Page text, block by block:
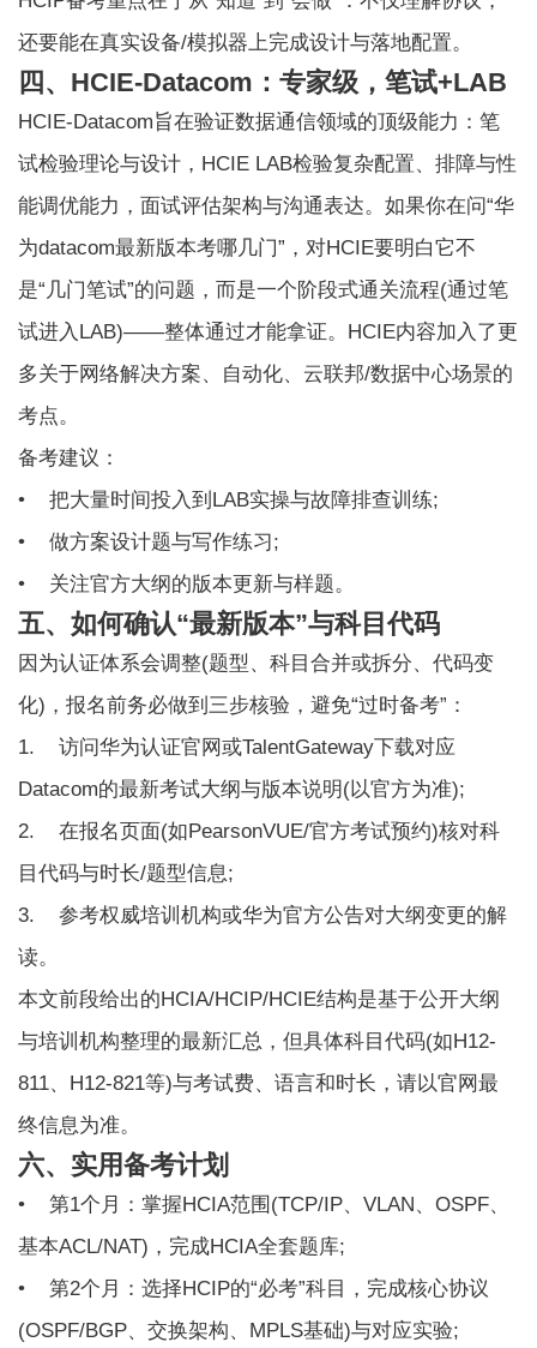
还要能在真实设备/模拟器上完成设计与落地配置。
四、HCIE-Datacom：专家级，笔试+LAB
HCIE-Datacom旨在验证数据通信领域的顶级能力：笔
试检验理论与设计， HCIE LAB检验复杂配置、排障与性
能调优能力，面试评估架构与沟通表达。如果你在问“华
为datacom最新版本考哪几门”，对HCIE要明白它不
是“几门笔试”的问题，而是一个阶段式通关流程(通过笔
试进入LAB)——整体通过才能拿证。HCIE内容加入了更
多关于网络解决方案、自动化、云联邦/数据中心场景的
考点。
备考建议：
• 把大量时间投入到LAB实操与故障排查训练;
• 做方案设计题与写作练习;
• 关注官方大纲的版本更新与样题。
五、如何确认“最新版本”与科目代码
因为认证体系会调整(题型、科目合并或拆分、代码变
化)，报名前务必做到三步核验，避免“过时备考”：
1. 访问华为认证官网或TalentGateway下载对应
Datacom的最新考试大纲与版本说明(以官方为准);
2. 在报名页面(如PearsonVUE/官方考试预约)核对科
目代码与时长/题型信息;
3. 参考权威培训机构或华为官方公告对大纲变更的解
读。
本文前段给出的HCIA/HCIP/HCIE结构是基于公开大纲
与培训机构整理的最新汇总，但具体科目代码(如H12-
811、H12-821等)与考试费、语言和时长，请以官网最
终信息为准。
六、实用备考计划
• 第1个月：掌握HCIA范围(TCP/IP、VLAN、OSPF、
基本ACL/NAT)，完成HCIA全套题库;
• 第2个月：选择HCIP的“必考”科目，完成核心协议
(OSPF/BGP、交换架构、MPLS基础)与对应实验;